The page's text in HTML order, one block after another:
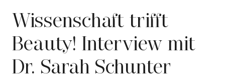
Über YBPN
Aktionen
Storefinder
Wissenschaft trifft
Beauty! Interview mit
Dr. Sarah Schunter